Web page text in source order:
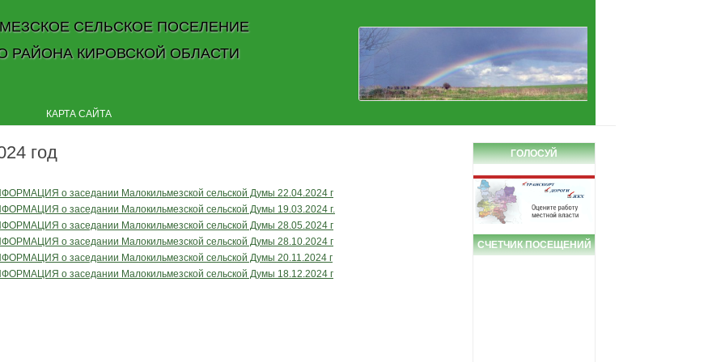
СЕЛЬСКОЕ ПОСЕЛЕНИЕ
РАЙОНА КИРОВСКОЙ ОБЛАСТИ
КАРТА САЙТА
год
о заседании Малокильмезской сельской Думы 22.04.2024 г
о заседании Малокильмезской сельской Думы 19.03.2024 г.
о заседании Малокильмезской сельской Думы 28.05.2024 г
о заседании Малокильмезской сельской Думы 28.10.2024 г
о заседании Малокильмезской сельской Думы 20.11.2024 г
о заседании Малокильмезской сельской Думы 18.12.2024 г
ГОЛОСУЙ
СЧЕТЧИК ПОСЕЩЕНИЙ